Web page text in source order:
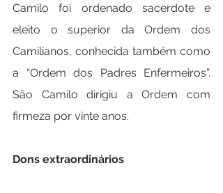
Camilo foi ordenado sacerdote e
eleito o superior da Ordem dos
Camilianos, conhecida também como
a “Ordem dos Padres Enfermeiros”.
São Camilo dirigiu a Ordem com
firmeza por vinte anos.
Dons extraordinários